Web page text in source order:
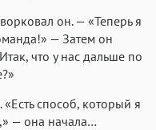
он. — «Теперь я
— Затем он
что у нас дальше по
способ, который я
— она начала…